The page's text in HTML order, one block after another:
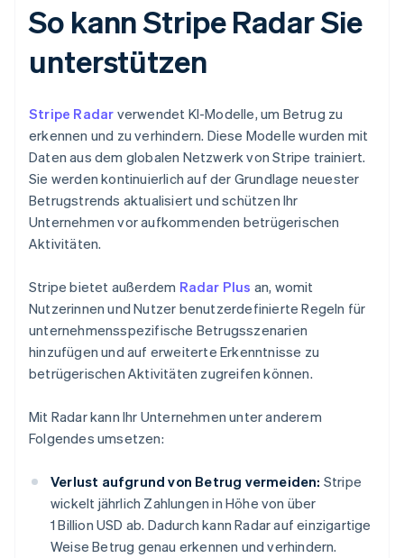
So kann Stripe Radar Sie
unterstützen
Stripe Radar verwendet KI-Modelle, um Betrug zu
erkennen und zu verhindern. Diese Modelle wurden mit
Daten aus dem globalen Netzwerk von Stripe trainiert.
Sie werden kontinuierlich auf der Grundlage neuester
Betrugstrends aktualisiert und schützen Ihr
Unternehmen vor aufkommenden betrügerischen
Aktivitäten.
Stripe bietet außerdem Radar Plus an, womit
Nutzerinnen und Nutzer benutzerdefinierte Regeln für
unternehmensspezifische Betrugsszenarien
hinzufügen und auf erweiterte Erkenntnisse zu
betrügerischen Aktivitäten zugreifen können.
Mit Radar kann Ihr Unternehmen unter anderem
Folgendes umsetzen:
Verlust aufgrund von Betrug vermeiden: Stripe
wickelt jährlich Zahlungen in Höhe von über
1 Billion USD ab. Dadurch kann Radar auf einzigartige
Weise Betrug genau erkennen und verhindern.